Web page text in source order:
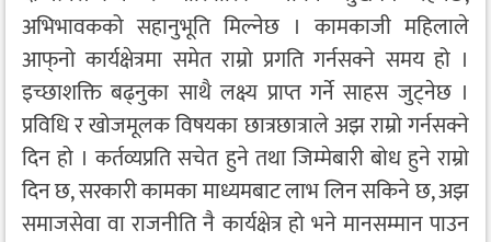
अभिभावकको सहानुभूति मिल्नेछ । कामकाजी महिलाले
आफ्‌नो कार्यक्षेत्रमा समेत राम्रो प्रगति गर्नसक्ने समय हो ।
इच्छाशक्ति बढ्नुका साथै लक्ष्य प्राप्त गर्ने साहस जुट्नेछ ।
प्रविधि र खोजमूलक विषयका छात्रछात्राले अझ राम्रो गर्नसक्ने
दिन हो । कर्तव्यप्रति सचेत हुने तथा जिम्मेबारी बोध हुने राम्रो
दिन छ, सरकारी कामका माध्यमबाट लाभ लिन सकिने छ, अझ
समाजसेवा वा राजनीति नै कार्यक्षेत्र हो भने मानसम्मान पाउन